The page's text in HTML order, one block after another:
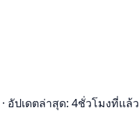
· อัปเดตล่าสุด: 4ชั่วโมงที่แล้ว